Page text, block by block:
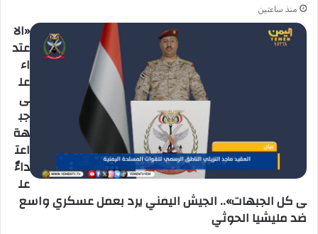
منذ ساعتين
«الا
عتد
اء
عل
ى
جب
هة
اعت
داءٌ
عل
ى كل الجبهات».. الجيش اليمني يرد بعمل عسكري واسع
ضد مليشيا الحوثي